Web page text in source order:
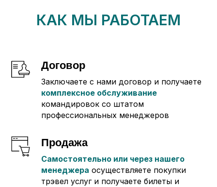
КАК МЫ РАБОТАЕМ
Договор
Заключаете с нами договор и получаете
комплексное обслуживание
командировок со штатом
профессиональных менеджеров
Продажа
Самостоятельно или через нашего
менеджера осуществляете покупки
трэвел услуг и получаете билеты и